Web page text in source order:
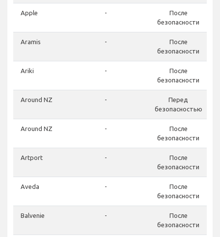
Apple -
После
безопасности
Aramis -
После
безопасности
Ariki -
После
безопасности
Around NZ -
Перед
безопасностью
Around NZ -
После
безопасности
Artport -
После
безопасности
Aveda -
После
безопасности
Balvenie -
После
безопасности